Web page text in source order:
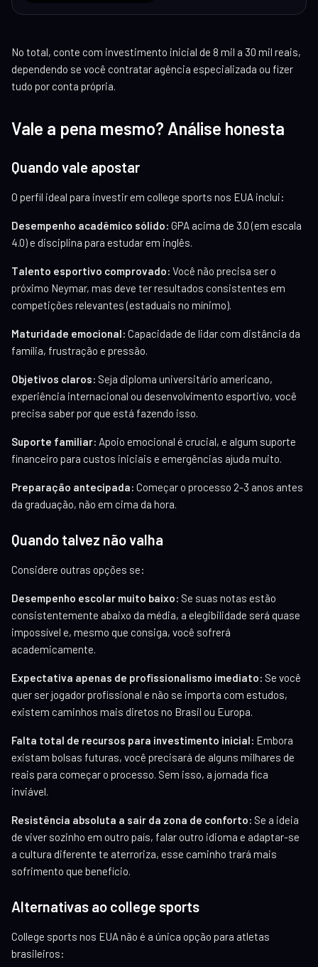
No total, conte com investimento inicial de 8 mil a 30 mil reais,
dependendo se você contratar agência especializada ou fizer
tudo por conta própria.
Vale a pena mesmo? Análise honesta
Quando vale apostar
O perfil ideal para investir em college sports nos EUA inclui:
Desempenho acadêmico sólido: GPA acima de 3.0 (em escala
4.0) e disciplina para estudar em inglês.
Talento esportivo comprovado: Você não precisa ser o
próximo Neymar, mas deve ter resultados consistentes em
competições relevantes (estaduais no mínimo).
Maturidade emocional: Capacidade de lidar com distância da
família, frustração e pressão.
Objetivos claros: Seja diploma universitário americano,
experiência internacional ou desenvolvimento esportivo, você
precisa saber por que está fazendo isso.
Suporte familiar: Apoio emocional é crucial, e algum suporte
financeiro para custos iniciais e emergências ajuda muito.
Preparação antecipada: Começar o processo 2-3 anos antes
da graduação, não em cima da hora.
Quando talvez não valha
Considere outras opções se:
Desempenho escolar muito baixo: Se suas notas estão
consistentemente abaixo da média, a elegibilidade será quase
impossível e, mesmo que consiga, você sofrerá
academicamente.
Expectativa apenas de profissionalismo imediato: Se você
quer ser jogador profissional e não se importa com estudos,
existem caminhos mais diretos no Brasil ou Europa.
Falta total de recursos para investimento inicial: Embora
existam bolsas futuras, você precisará de alguns milhares de
reais para começar o processo. Sem isso, a jornada fica
inviável.
Resistência absoluta a sair da zona de conforto: Se a ideia
de viver sozinho em outro país, falar outro idioma e adaptar-se
a cultura diferente te aterroriza, esse caminho trará mais
sofrimento que benefício.
Alternativas ao college sports
College sports nos EUA não é a única opção para atletas
brasileiros: